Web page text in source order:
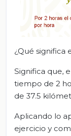
¿Qué significa
Significa que,
tiempo de 2
de 37.5
Aplicando lo
ejercicio y